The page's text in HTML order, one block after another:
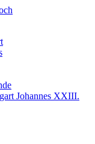
Johannes XXIII.